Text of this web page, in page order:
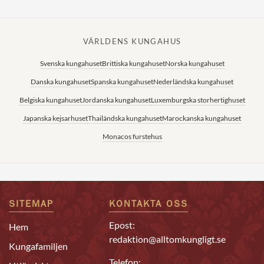
VÄRLDENS KUNGAHUS
Svenska kungahusetBrittiska kungahusetNorska kungahuset
Danska kungahusetSpanska kungahusetNederländska kungahuset
Belgiska kungahusetJordanska kungahusetLuxemburgska storhertighuset
Japanska kejsarhusetThailändska kungahusetMarockanska kungahuset
Monacos furstehus
SITEMAP
Hem
Kungafamiljen
KONTAKTA OSS
Epost:
redaktion@alltomkungligt.se